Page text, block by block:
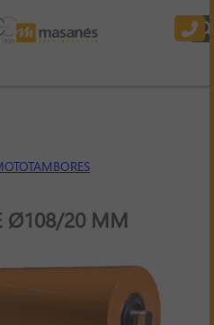
Ø108/20 MM